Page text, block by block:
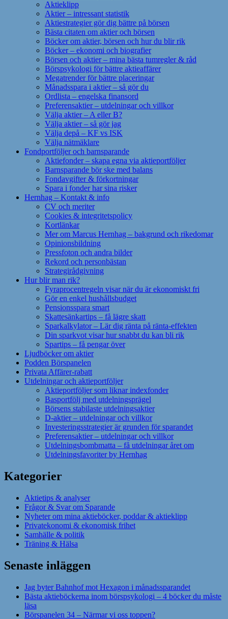
Aktieklipp
Aktier – intressant statistik
Aktiestrategier gör dig bättre på börsen
Bästa citaten om aktier och börsen
Böcker om aktier, börsen och hur du blir rik
Böcker – ekonomi och biografier
Börsen och aktier – mina bästa tumregler & råd
Börspsykologi för bättre aktieaffärer
Megatrender för bättre placeringar
Månadsspara i aktier – så gör du
Ordlista – engelska finansord
Preferensaktier – utdelningar och villkor
Välja aktier – A eller B?
Välja aktier – så gör jag
Välja depå – KF vs ISK
Välja nätmäklare
Fondportföljer och barnsparande
Aktiefonder – skapa egna via aktieportföljer
Barnsparande bör ske med balans
Fondavgifter & förkortningar
Spara i fonder har sina risker
Hernhag – Kontakt & info
CV och meriter
Cookies & integritetspolicy
Kortlänkar
Mer om Marcus Hernhag – bakgrund och rikedomar
Opinionsbildning
Pressfoton och andra bilder
Rekord och personbästan
Strategirådgivning
Hur blir man rik?
Fyraprocentregeln visar när du är ekonomiskt fri
Gör en enkel hushållsbudget
Pensionsspara smart
Skattesänkartips – få lägre skatt
Sparkalkylator – Lär dig ränta på ränta-effekten
Din sparkvot visar hur snabbt du kan bli rik
Spartips – få pengar över
Ljudböcker om aktier
Podden Börspanelen
Privata Affärer-rabatt
Utdelningar och aktieportföljer
Aktieportföljer som liknar indexfonder
Basportfölj med utdelningsprägel
Börsens stabilaste utdelningsaktier
D-aktier – utdelningar och villkor
Investeringsstrategier är grunden för sparandet
Preferensaktier – utdelningar och villkor
Utdelningsbombmatta – få utdelningar året om
Utdelningsfavoriter by Hernhag
Kategorier
Aktietips & analyser
Frågor & Svar om Sparande
Nyheter om mina aktieböcker, poddar & aktieklipp
Privatekonomi & ekonomisk frihet
Samhälle & politik
Träning & Hälsa
Senaste inläggen
Jag byter Bahnhof mot Hexagon i månadssparandet
Bästa aktieböckerna inom börspsykologi – 4 böcker du måste
läsa
Börspanelen 34 – Närmar vi oss toppen?